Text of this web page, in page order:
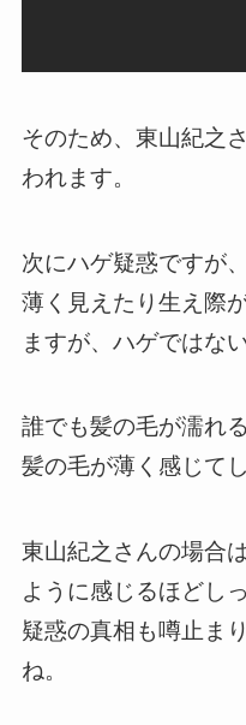
そのため、東山紀之
われます。
次にハゲ疑惑ですが
薄く見えたり生え際
ますが、ハゲではな
誰でも髪の毛が濡れ
髪の毛が薄く感じて
東山紀之さんの場合
ように感じるほどし
疑惑の真相も噂止ま
ね。